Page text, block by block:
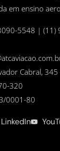
em ensino
5548 | (11)
Cabral,
320
0001-80
LinkedIn